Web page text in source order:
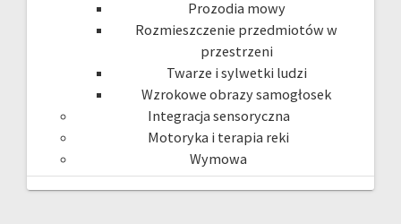
Prozodia mowy
Rozmieszczenie przedmiotów w
przestrzeni
Twarze i sylwetki ludzi
Wzrokowe obrazy samogłosek
Integracja sensoryczna
Motoryka i terapia reki
Wymowa